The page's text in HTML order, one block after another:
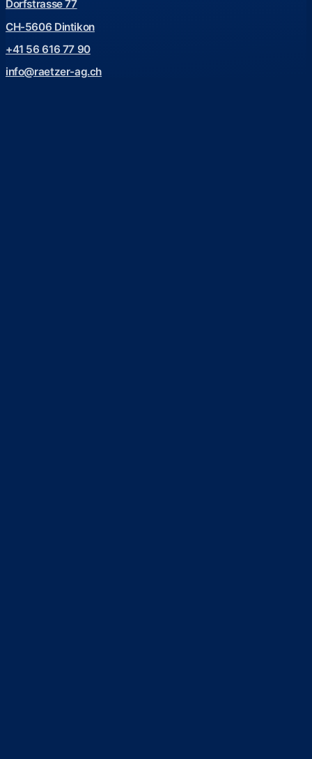
Dorfstrasse 77
CH-5606 Dintikon
+41 56 616 77 90
info@raetzer-ag.ch